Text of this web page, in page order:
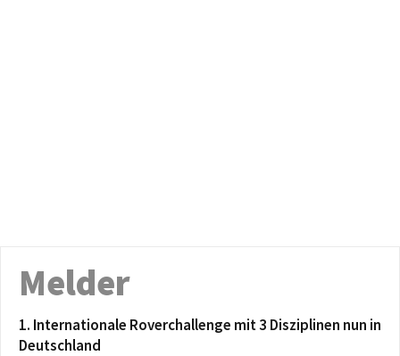
Melder
1. Internationale Roverchallenge mit 3 Disziplinen nun in
Deutschland